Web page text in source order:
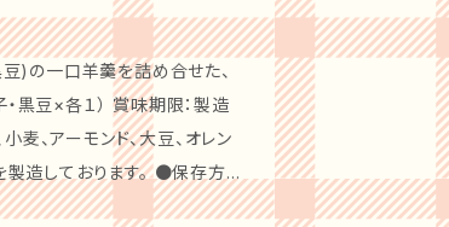
リッチな甘さと果実感を重視
ており、合計8個のボリュー
て楽しむのもおすすめです。
ります。 ### 【商品
)の一口羊羹を詰め合せた、
ております。 ●保存方